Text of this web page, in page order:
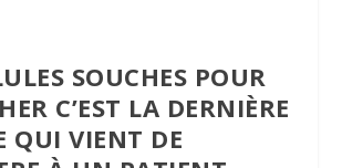
SOUCHES POUR
C’EST LA DERNIÈRE
QUI VIENT DE